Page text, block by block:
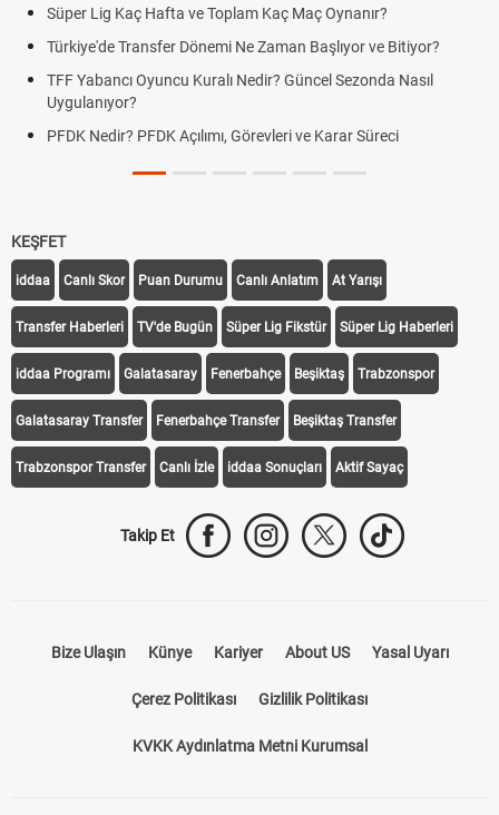
Süper Lig Kaç Hafta ve Toplam Kaç Maç Oynanır?
Türkiye'de Transfer Dönemi Ne Zaman Başlıyor ve Bitiyor?
TFF Yabancı Oyuncu Kuralı Nedir? Güncel Sezonda Nasıl
Uygulanıyor?
PFDK Nedir? PFDK Açılımı, Görevleri ve Karar Süreci
KEŞFET
iddaa Canlı Skor Puan Durumu Canlı Anlatım At Yarışı
Transfer Haberleri TV'de Bugün Süper Lig Fikstür Süper Lig Haberleri
iddaa Programı Galatasaray Fenerbahçe Beşiktaş Trabzonspor
Galatasaray Transfer Fenerbahçe Transfer Beşiktaş Transfer
Trabzonspor Transfer Canlı İzle iddaa Sonuçları Aktif Sayaç
Takip Et
Bize Ulaşın Künye Kariyer About US Yasal Uyarı
Çerez Politikası Gizlilik Politikası
KVKK Aydınlatma Metni Kurumsal